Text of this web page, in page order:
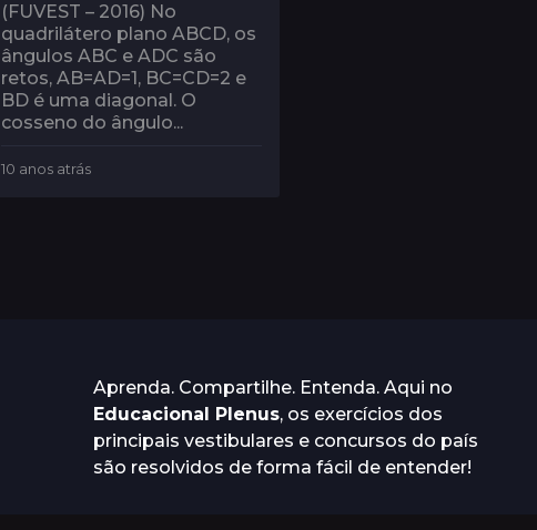
(FUVEST – 2016) No
quadrilátero plano ABCD, os
ângulos ABC e ADC são
retos, AB=AD=1, BC=CD=2 e
BD é uma diagonal. O
cosseno do ângulo...
10 anos atrás1
s
Aprenda. Compartilhe. Entenda. Aqui no
Educacional Plenus, os exercícios dos
principais vestibulares e concursos do país
são resolvidos de forma fácil de entender!